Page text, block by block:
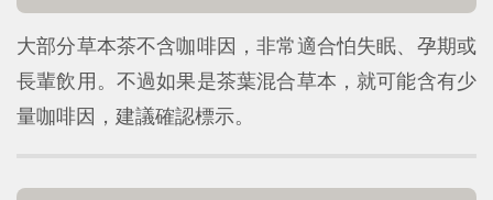
大部分草本茶不含咖啡因，非常適合怕失眠、孕期或
長輩飲用。不過如果是茶葉混合草本，就可能含有少
量咖啡因，建議確認標示。